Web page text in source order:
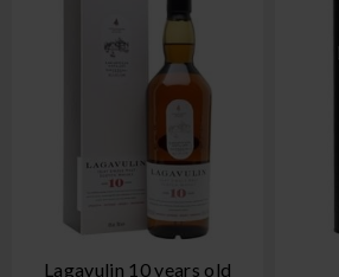
Lagavulin 10 years old